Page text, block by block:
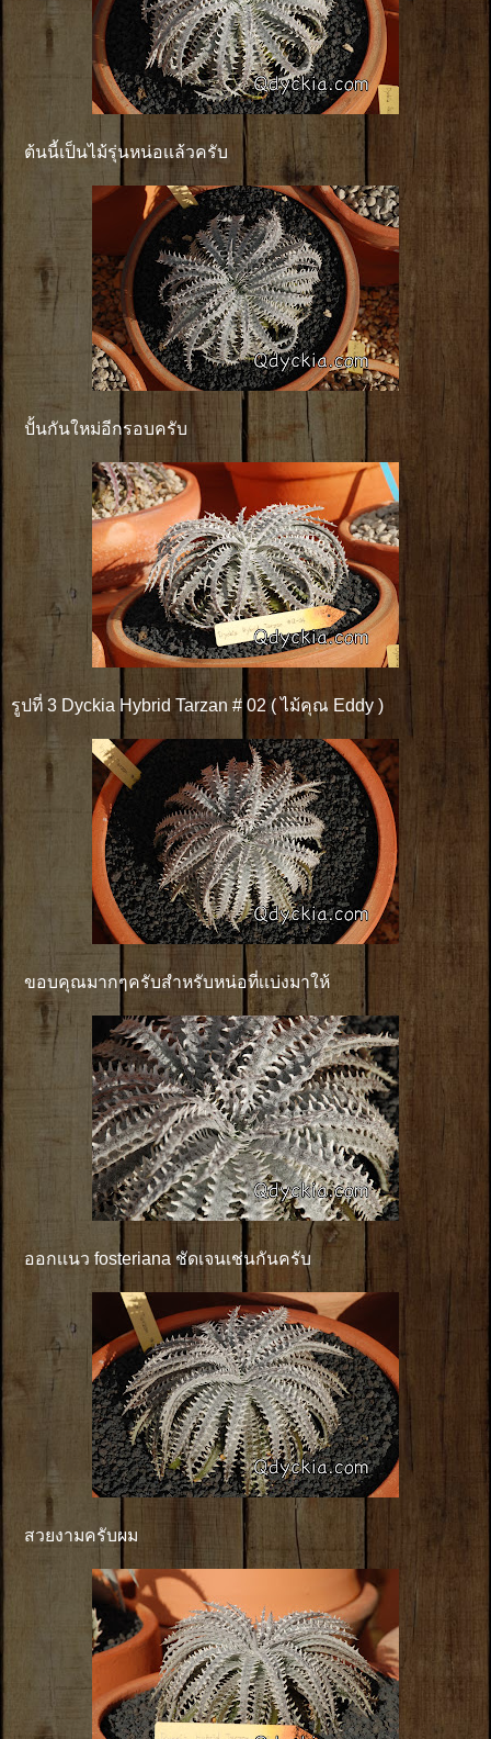
ต้นนี้เป็นไม้รุ่นหน่อเเล้วครับ
ปั้นกันใหม่อีกรอบครับ
รูปที่ 3 Dyckia Hybrid Tarzan # 02 ( ไม้คุณ Eddy )
ขอบคุณมากๆครับสำหรับหน่อที่เเบ่งมาให้
ออกเเนว fosteriana ชัดเจนเช่นกันครับ
สวยงามครับผม